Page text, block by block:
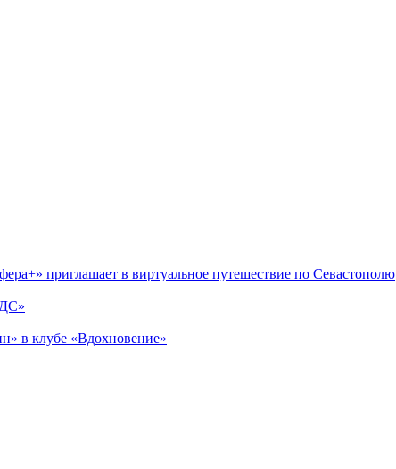
приглашает в виртуальное путешествие по Севастополю
в клубе «Вдохновение»